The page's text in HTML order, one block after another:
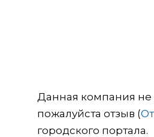
Данная компания не
пожалуйста отзыв (
городского портала.